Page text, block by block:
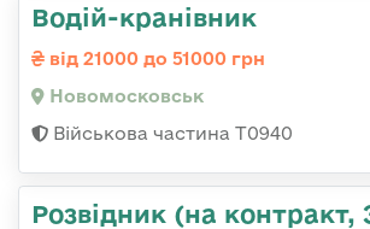
Водій-кранівник
від 21000 до 51000 грн
Новомосковськ
Військова частина Т0940
Розвідник (на контракт,